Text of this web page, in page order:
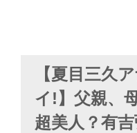
【夏目三久
イ!】父親、
超美人？有